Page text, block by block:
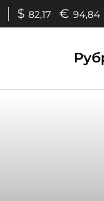
$ 82,17 € 94,84